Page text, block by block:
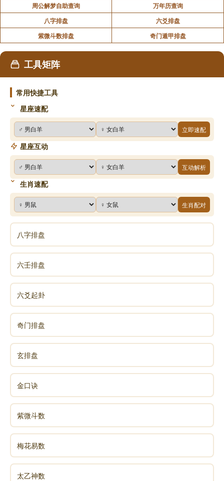
周公解梦自助查询
万年历查询
八字排盘
六爻排盘
紫微斗数排盘
奇门遁甲排盘
工具矩阵
常用快捷工具
星座速配
立即速配
星座互动
互动解析
生肖速配
生肖配对
八字排盘
六壬排盘
六爻起卦
奇门排盘
玄排盘
金口诀
紫微斗数
梅花易数
太乙神数